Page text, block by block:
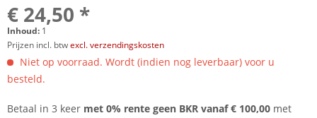
€ 24,50 *
Inhoud: 1
Prijzen incl. btwexcl. verzendingskosten
Niet op voorraad. Wordt (indien nog leverbaar) voor u
besteld.
Betaal in 3 keer met 0% rente geen BKR vanaf € 100,00 met